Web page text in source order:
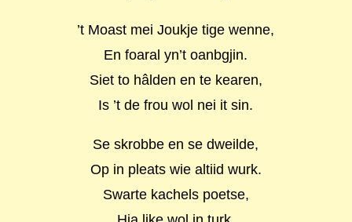
’t Moast mei Joukje tige wenne,
En foaral yn’t oanbgjin.
Siet to hâlden en te kearen,
Is ’t de frou wol nei it sin.
Se skrobbe en se dweilde,
Op in pleats wie altiid wurk.
Swarte kachels poetse,